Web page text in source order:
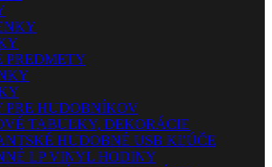
PREDMETY
PRE HUDOBNÍKOV
TABUĽKY, DEKORÁCIE
HUDOBNÉ USB KĽÚČE
LP VINYL HODINY